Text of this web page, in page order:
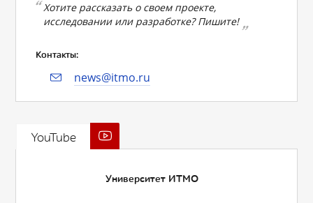
Хотите рассказать о своем проекте,
исследовании или разработке? Пишите!
Контакты:
news@itmo.ru
YouTube
Университет ИТМО